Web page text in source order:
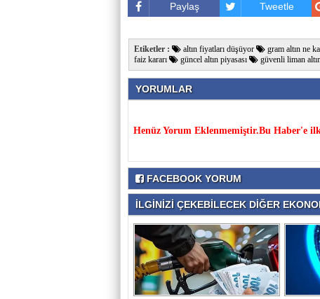
Paylaş Tweetle
Etiketler : altın fiyatları düşüyor gram altın ne
faiz kararı
güncel altın piyasası güvenli liman
YORUMLAR
Henüz Yorum Eklenmemiştir.Bu Haber'e
FACEBOOK YORUM
İLGİNİZİ ÇEKEBİLECEK DİĞER